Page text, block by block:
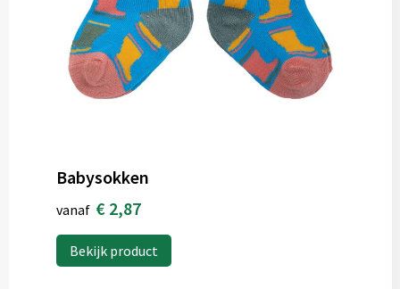
Babysokken
vanaf € 2,87
Bekijk product